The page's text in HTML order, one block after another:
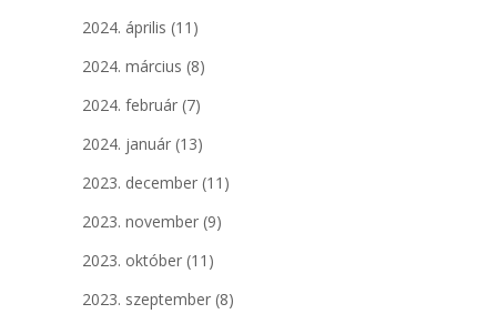
2024. április (11)
2024. március (8)
2024. február (7)
2024. január (13)
2023. december (11)
2023. november (9)
2023. október (11)
2023. szeptember (8)